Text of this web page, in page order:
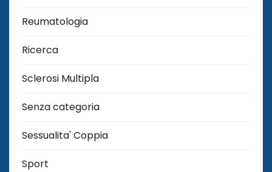
Reumatologia
Ricerca
Sclerosi Multipla
Senza categoria
Sessualita' Coppia
Sport